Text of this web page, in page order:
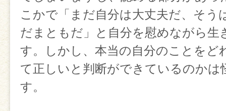
こかで「まだ自分は大丈夫だ、そう
だまともだ」と自分を慰めながら生
す。しかし、本当の自分のことをど
て正しいと判断ができているのかは
す。